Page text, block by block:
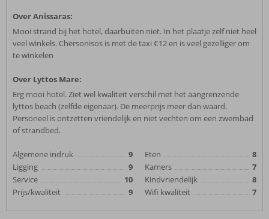
Over Anissaras:
Mooi strand bij het hotel, daarbuiten niet. In het plaatje zelf niet heel
veel winkels. Chersonisos is met de taxi €12 en is veel gezelliger om
te winkelen
Over Lyttos Mare:
Erg mooi hotel. Ziet wel kwaliteit verschil met het aangrenzende
lyttos beach (zelfde eigenaar). De meerprijs meer dan waard.
Personeel is ontzetten vriendelijk en niet vechten om een zwembad
of strandbed.
Algemene indruk
9
Ligging
9
Service
10
Prijs/kwaliteit
9
Eten
8
Kamers
7
Kindvriendelijk
8
Wifi kwaliteit
7